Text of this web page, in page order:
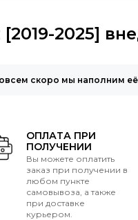
[2019-2025]
скоро мы наполним
ОПЛАТА ПРИ
ПОЛУЧЕНИИ
Вы можете оплатить
заказ при получении в
любом пункте
самовывоза, а также
при доставке
курьером.